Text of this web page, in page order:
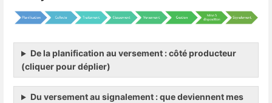
De la planification au versement : côté producteur
(cliquer pour déplier)
Du versement au signalement : que deviennent mes